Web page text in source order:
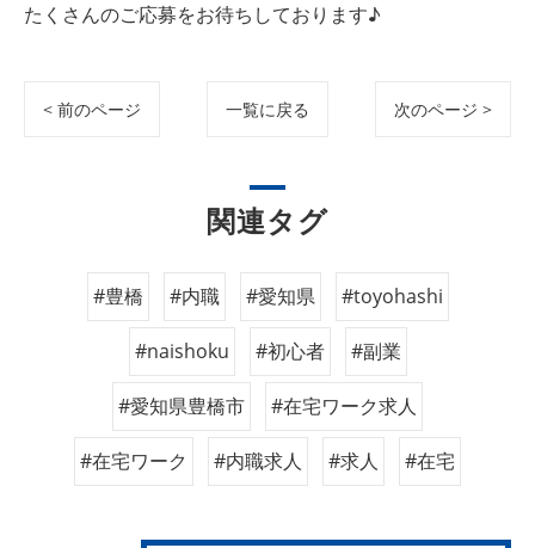
たくさんのご応募をお待ちしております♪
< 前のページ 一覧に戻る 次のページ >
関連タグ
#豊橋 #内職 #愛知県 #toyohashi
#naishoku #初心者 #副業
#愛知県豊橋市 #在宅ワーク求人
#在宅ワーク #内職求人 #求人 #在宅